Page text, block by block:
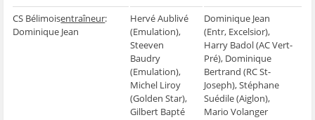
CS Bélimoisentraîneur:
Dominique Jean
Hervé Aublivé
(Emulation),
Steeven
Baudry
(Emulation),
Michel Liroy
(Golden Star),
Gilbert Bapté
Dominique Jean
(Entr, Excelsior),
Harry Badol (AC Vert-
Pré), Dominique
Bertrand (RC St-
Joseph), Stéphane
Suédile (Aiglon),
Mario Volanger